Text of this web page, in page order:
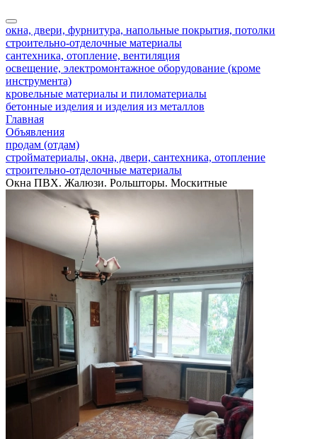
окна, двери, фурнитура, напольные покрытия, потолки
строительно-отделочные материалы
сантехника, отопление, вентиляция
освещение, электромонтажное оборудование (кроме
инструмента)
кровельные материалы и пиломатериалы
бетонные изделия и изделия из металлов
Главная
Объявления
продам (отдам)
стройматериалы, окна, двери, сантехника, отопление
строительно-отделочные материалы
Окна ПВХ. Жалюзи. Рольшторы. Москитные